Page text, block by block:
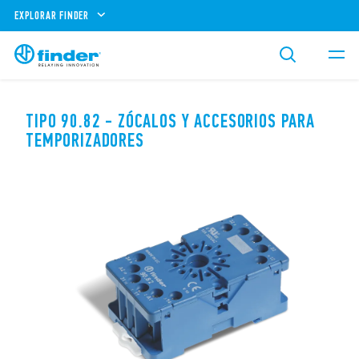
EXPLORAR FINDER
TIPO 90.82 - ZÓCALOS Y ACCESORIOS PARA
TEMPORIZADORES